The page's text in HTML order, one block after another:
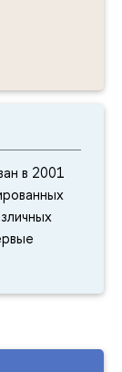
в 2001